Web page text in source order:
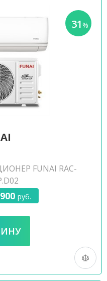
-31%
FUNAI RAC-
руб.